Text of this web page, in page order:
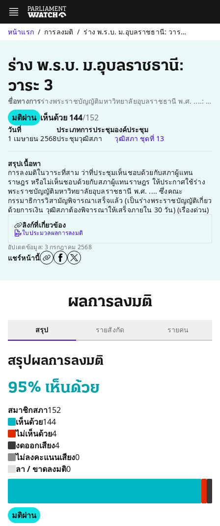
หน้าแรก การลงมติ ร่าง พ.ร.บ. ม.อุบลราชธานี: วาระ 3
ร่าง พ.ร.บ. ม.อุบลราชธานี:
วาระ 3
ชื่อทางการ ร่างพระราชบัญญัติมหาวิทยาลัยอุบลราชธานี พ.ศ. ....: การลงมติในวาระที่สาม (เห็นชอบด้วยกับสภาผู้แทนราษฎร หรือไม่เห็นชอบด้วยกับสภาผู้แทนราษฎร)
มติผ่าน เห็นด้วย 144/152
วันที่
1 เมษายน 2568
ประเภทการประชุม
ประชุมวุฒิสภา
องค์ประชุม
วุฒิสภา ชุดที่ 13
สรุปเนื้อหา
การลงมติในวาระที่สาม ว่าที่ประชุมเห็นชอบด้วยกับสภาผู้แทน
ราษฎร หรือไม่เห็นชอบด้วยกับสภาผู้แทนราษฎร ให้ประกาศใช้ร่าง
พระราชบัญญัติมหาวิทยาลัยอุบลราชธานี พ.ศ. .... ซึ่งคณะ
กรรมาธิการวิสามัญพิจารณาเสร็จแล้ว (เป็นร่างพระราชบัญญัติเกี่ยว
ด้วยการเงิน วุฒิสภาต้องพิจารณาให้เสร็จภายใน 30 วัน) (เรื่องด่วน)
ลิงก์ที่เกี่ยวข้อง
ใบประมวลผลการลงมติ
อัปเดตข้อมูล: 3 กรกฎาคม 2568
แชร์หน้านี้
ผลการลงมติ
สรุป รายสังกัด รายคน
สรุปผลการลงมติ
95% เห็นด้วย
สมาชิกสภา152
เห็นด้วย144
ไม่เห็นด้วย4
งดออกเสียง4
ไม่ลงคะแนนเสียง0
ลา / ขาดลงมติ0
มติผ่าน